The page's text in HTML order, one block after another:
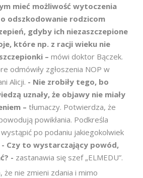
mieć możliwość wytoczenia
odszkodowanie rodzicom
gdyby ich niezaszczepione
które np. z racji wieku nie
– mówi doktor Bączek.
odmówiły zgłoszenia NOP w
Alicji. - Nie zrobiły tego, bo
uznały, że objawy nie miały
– tłumaczy. Potwierdza, że
powikłania. Podkreśla
po podaniu jakiegokolwiek
- Czy to wystarczający powód,
- zastanawia się szef „ELMEDU”.
że nie zmieni zdania i mimo